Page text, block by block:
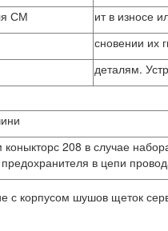
СМ
ит в износе
сновении их
деталям.
208 в случае
предохранителя в цепи
с корпусом шушов щеток